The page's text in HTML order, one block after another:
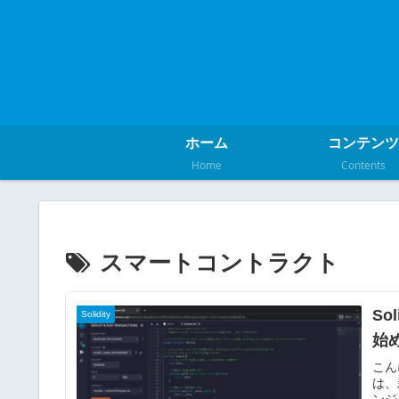
ホーム
Home
コンテンツ
Contents
スマートコントラクト
Solidity
始
こ
は